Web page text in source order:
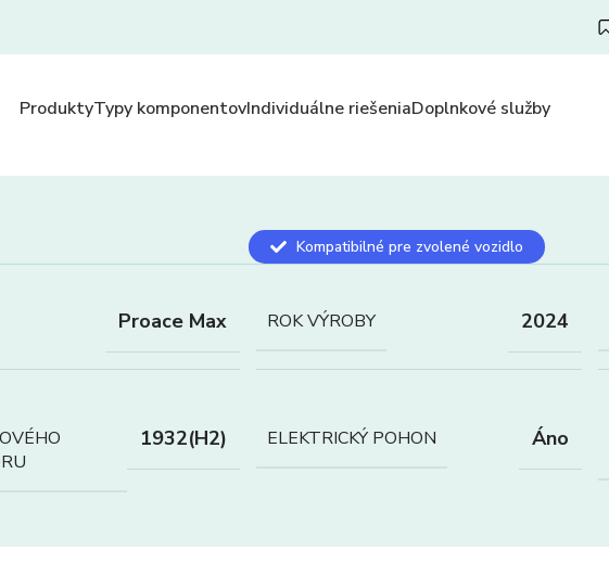
ProduktyTypy komponentovIndividuálne riešeniaDoplnkové služby
Kompatibilné pre zvolené vozidlo
Proace Max ROK VÝROBY 2024
1932(H2) ELEKTRICKÝ POHON Áno